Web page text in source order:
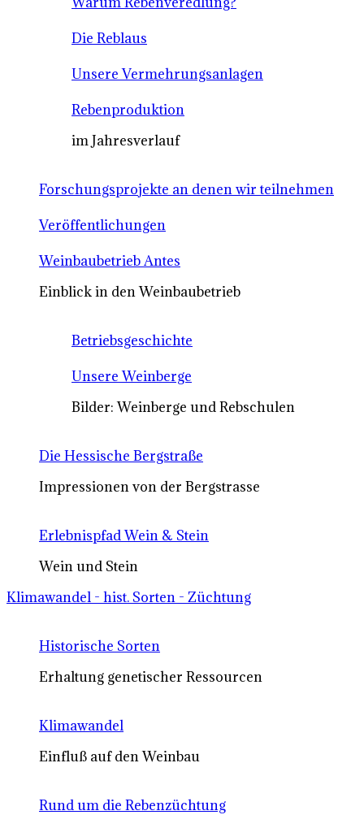
Die Reblaus
Unsere Vermehrungsanlagen
Rebenproduktion
im Jahresverlauf
Forschungsprojekte an denen wir teilnehmen
Veröffentlichungen
Weinbaubetrieb Antes
Einblick in den Weinbaubetrieb
Betriebsgeschichte
Unsere Weinberge
Bilder: Weinberge und Rebschulen
Die Hessische Bergstraße
Impressionen von der Bergstrasse
Erlebnispfad Wein & Stein
Wein und Stein
Klimawandel - hist. Sorten - Züchtung
Historische Sorten
Erhaltung genetischer Ressourcen
Klimawandel
Einfluß auf den Weinbau
Rund um die Rebenzüchtung